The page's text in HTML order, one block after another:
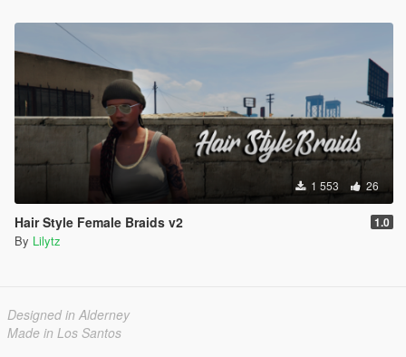
1 553 26
Hair Style Female Braids v2 1.0
By Lilytz
Designed in Alderney
Made in Los Santos